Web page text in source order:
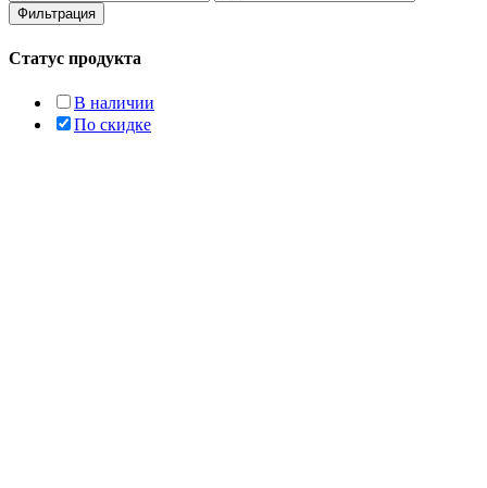
цена
цена
Фильтрация
Статус продукта
В наличии
По скидке